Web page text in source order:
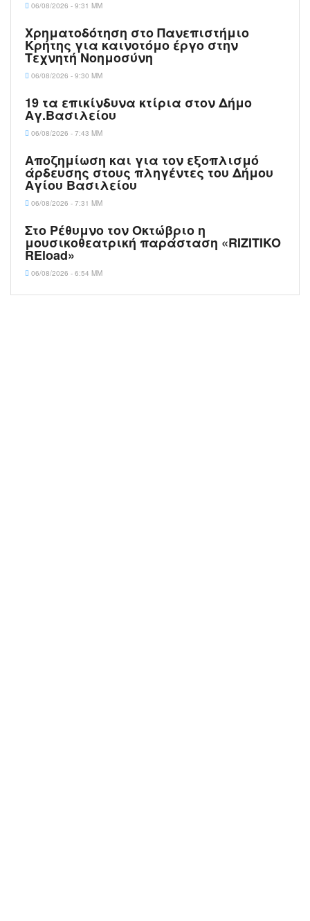
06/08/2026 - 9:31 ΜΜ
Χρηματοδότηση στο Πανεπιστήμιο
Κρήτης για καινοτόμο έργο στην
Τεχνητή Νοημοσύνη
06/08/2026 - 9:30 ΜΜ
19 τα επικίνδυνα κτίρια στον Δήμο
Αγ.Βασιλείου
06/08/2026 - 7:43 ΜΜ
Αποζημίωση και για τον εξοπλισμό
άρδευσης στους πληγέντες του Δήμου
Αγίου Βασιλείου
06/08/2026 - 7:31 ΜΜ
Στο Ρέθυμνο τον Οκτώβριο η
μουσικοθεατρική παράσταση «RIZITIKO
REload»
06/08/2026 - 6:54 ΜΜ